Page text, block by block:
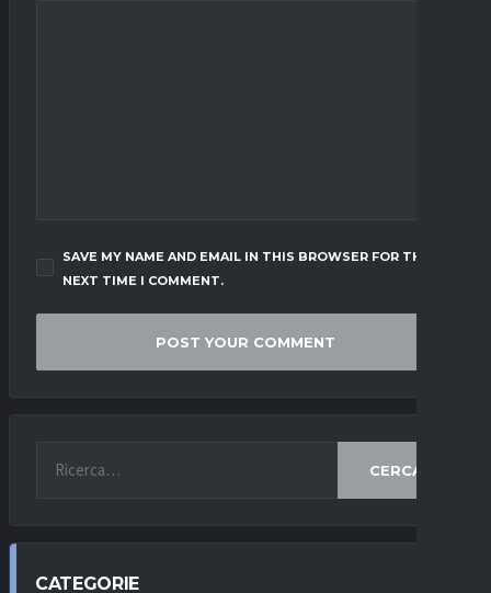
SAVE MY NAME AND EMAIL IN THIS BROWSER FOR THE
NEXT TIME I COMMENT.
CERCA
CATEGORIE